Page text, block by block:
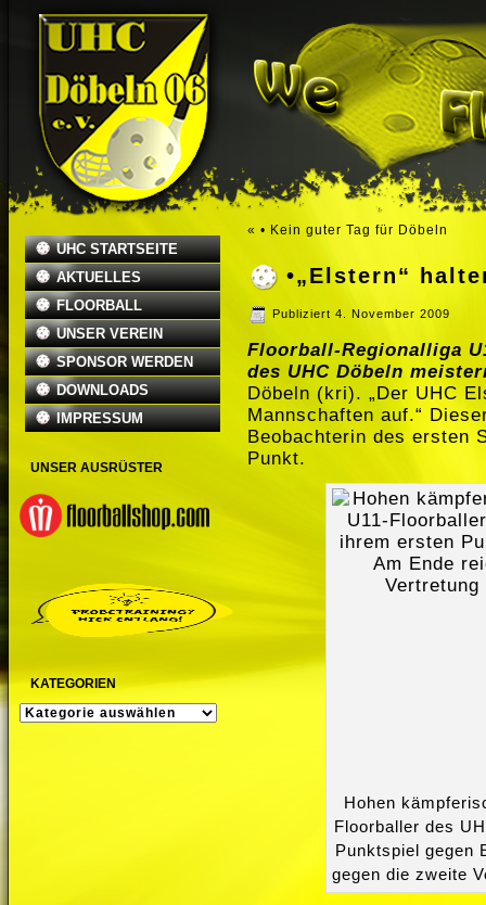
UHC STARTSEITE
AKTUELLES
FLOORBALL
UNSER VEREIN
SPONSOR WERDEN
DOWNLOADS
IMPRESSUM
UNSER AUSRÜSTER
KATEGORIEN
KATEGORIEN
« • Kein guter Tag für Döbeln
•„Elstern“
Publiziert 4. November 2009
Floorball-Regionalliga
des UHC Döbeln
Döbeln (kri). „Der UHC
Mannschaften auf.“
Beobachterin des ersten
Punkt.
Hohen
Floorballer des
Punktspiel gegen
gegen die zweite